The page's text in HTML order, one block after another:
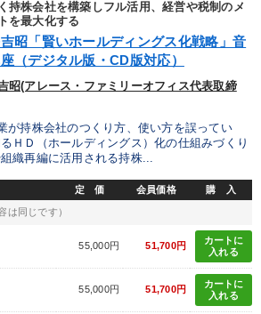
持株会社を構築しフル活用、経営や税制のメ
を最大化する
昭「賢いホールディングス化戦略」音
（デジタル版・CD版対応）
昭(アレース・ファミリーオフィス代表取締
が持株会社のつくり方、使い方を誤ってい
ＨＤ（ホールディングス）化の仕組みづくり
織再編に活用される持株...
定 価 会員価格 購 入
は同じです）
55,000円 51,700円
カートに
入れる
55,000円 51,700円
カートに
入れる